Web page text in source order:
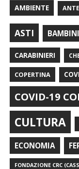
AMBIENTE
ASTI BAMBINI
CARABINIERI
COPERTINA
COVID-19
CULTURA
ECONOMIA
FONDAZIONE CRC